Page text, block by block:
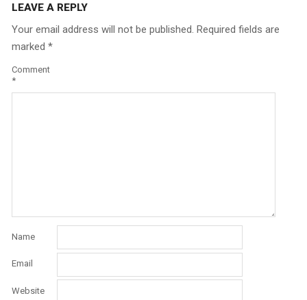
LEAVE A REPLY
Your email address will not be published. Required fields are
marked *
Comment
*
Name
Email
Website